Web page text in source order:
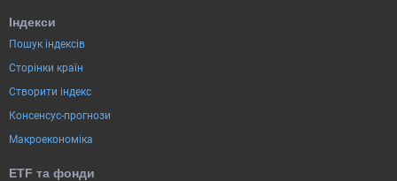
Індекси
Пошук індексів
Сторінки країн
Створити індекс
Консенсус-прогнози
Макроекономіка
ETF та фонди